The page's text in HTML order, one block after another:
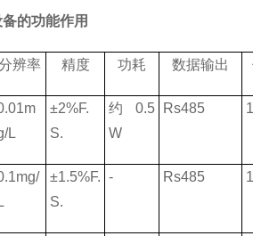
的功能作用
辨率 精度 功耗 数据输出
L
±2%F.
S.
约0.5
W
Rs485
L
±1.5%F.
S.
- Rs485